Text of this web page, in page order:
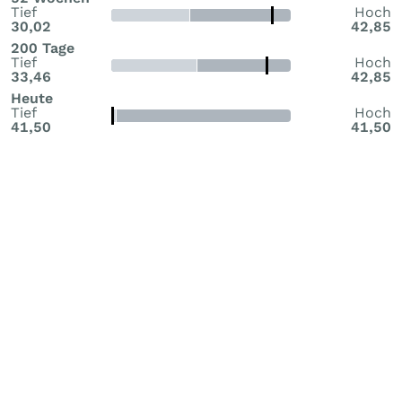
Tief
30,02
Hoch
42,85
200 Tage
Tief
33,46
Hoch
42,85
Heute
Tief
41,50
Hoch
41,50